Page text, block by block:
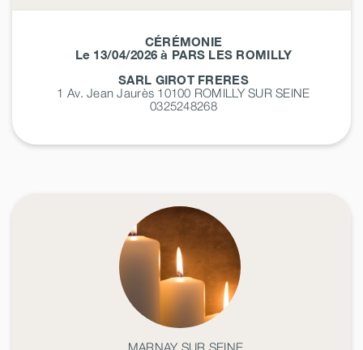
CÉRÉMONIE
Le 13/04/2026 à PARS LES ROMILLY
SARL GIROT FRERES
1 Av. Jean Jaurès 10100 ROMILLY SUR SEINE
0325248268
MARNAY SUR SEINE